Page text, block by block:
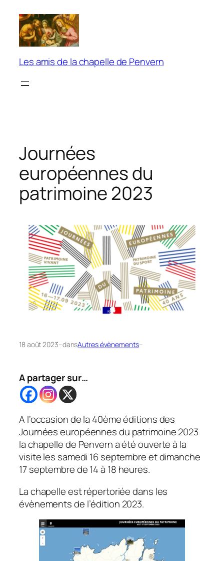
contenu
Les amis de la chapelle de Penvern
Journées
européennes du
patrimoine 2023
18 août 2023–dansAutres évènements–
A partager sur…
A l’occasion de la 40ème éditions des
Journées européennes du patrimoine 2023
la chapelle de Penvern a été ouverte à la
visite les samedi 16 septembre et dimanche
17 septembre de 14 à 18 heures.
La chapelle est répertoriée dans les
évènements de l’édition 2023.